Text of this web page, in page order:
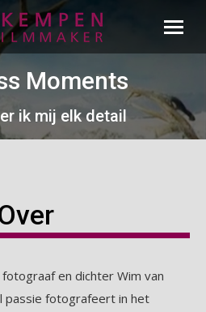
Moments
ik mij elk detail
en dichter Wim van
passie fotografeert in het